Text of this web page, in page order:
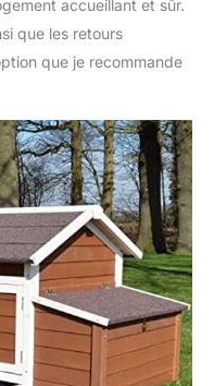
accueillant et sûr.
que les retours
que je recommande